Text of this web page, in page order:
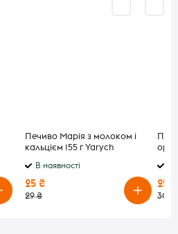
Печиво Марія з молоком і
кальцієм 155 г Yarych
В наявності
25 ₴
29 ₴
25 ₴
30 ₴